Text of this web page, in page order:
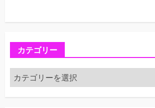
カテゴリー
カ
テ
ゴ